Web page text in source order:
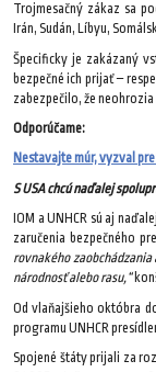
Trojmesačný zákaz sa
Irán, Sudán, Líbyu,
Špecificky je zakázaný
bezpečné ich prijať –
zabezpečilo, že
Odporúčame:
Nestavajte múr, vyzval
S USA chcú naďalej
IOM a UNHCR sú aj
zaručenia bezpečného
rovnakého
národnosť alebo rasu,“
Od vlaňajšieho októbra
programu UNHCR
Spojené štáty prijali za